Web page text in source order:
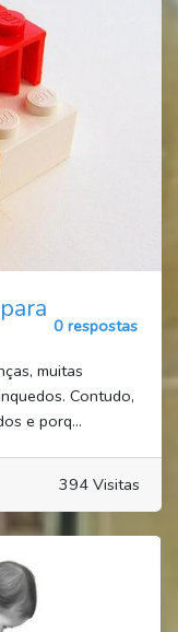
0 respostas
muitas
Contudo,
e porq...
394 Visitas